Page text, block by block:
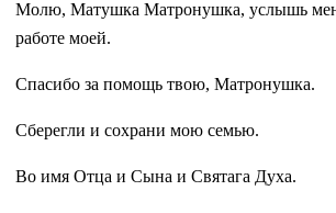
Молю, Матушка Матронушка, услышь
работе моей.
Спасибо за помощь твою, Матронушка.
Сберегли и сохрани мою семью.
Во имя Отца и Сына и Святага Духа.